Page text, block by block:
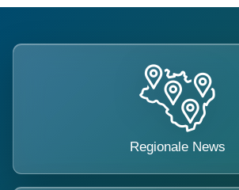
Regionale News